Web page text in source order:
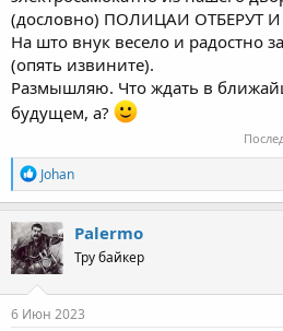
(дословно) ПОЛИЦАИ ОТБЕРУТ
На што внук весело и радостно
(опять извините).
Размышляю. Что ждать в
будущем, а?
R
e
a
c
t
i
o
n
s
Johan
Palermo
Тру байкер
6 Июн 2023